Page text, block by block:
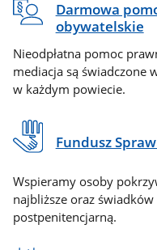
Darmowa
obywatelskie
Nieodpłatna pomoc
mediacja są świadczone
w każdym powiecie.
Fundusz
Wspieramy osoby
najbliższe oraz
postpenitencjarną.